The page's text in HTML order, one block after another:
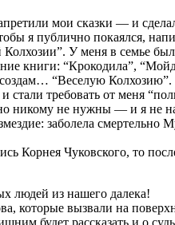
мои сказки — и
я публично покаялся,
У меня в семье
книги: “Крокодила”,
“Веселую
стали требовать от меня
никому не нужны — и я не
заболела
Корнея Чуковского, то
людей из нашего далека!
которые вызвали на
будет рассказать и о